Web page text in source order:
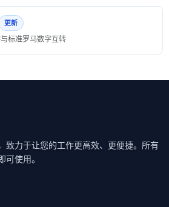
更新
标准罗马数字互转
致力于让您的工作更高效、更便捷。所有
使用。